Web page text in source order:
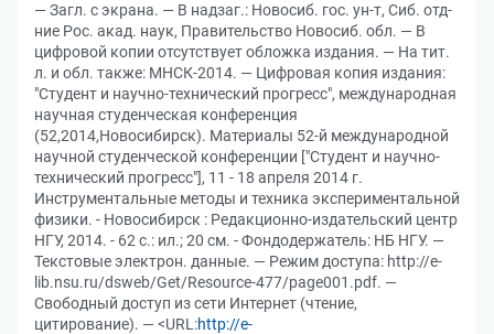
— Загл. с экрана. — В надзаг.: Новосиб. гос. ун-т, Сиб. отд-
ние Рос. акад. наук, Правительство Новосиб. обл. — В
цифровой копии отсутствует обложка издания. — На тит.
л. и обл. также: МНСК-2014. — Цифровая копия издания:
"Студент и научно-технический прогресс", международная
научная студенческая конференция
(52,2014,Новосибирск). Материалы 52-й международной
научной студенческой конференции ["Студент и научно-
технический прогресс"], 11 - 18 апреля 2014 г.
Инструментальные методы и техника экспериментальной
физики. - Новосибирск : Редакционно-издательский центр
НГУ, 2014. - 62 с.: ил.; 20 см. - Фондодержатель: НБ НГУ. —
Текстовые электрон. данные. — Режим доступа: http://e-
lib.nsu.ru/dsweb/Get/Resource-477/page001.pdf. —
Свободный доступ из сети Интернет (чтение,
цитирование). — <URL:http://e-